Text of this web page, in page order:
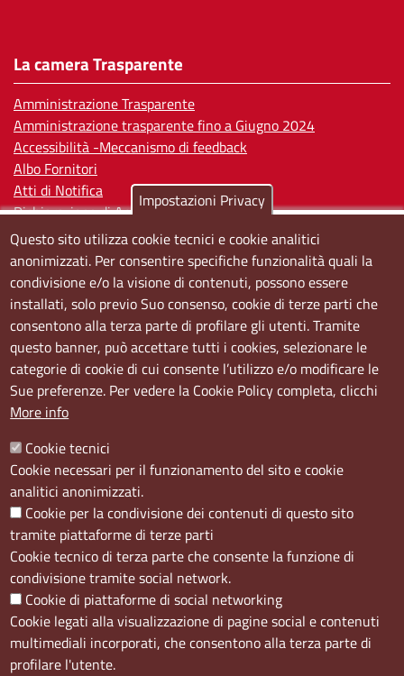
La camera Trasparente
Amministrazione Trasparente
Amministrazione trasparente fino a Giugno 2024
Accessibilità -Meccanismo di feedback
Albo Fornitori
Atti di Notifica
Dichiarazione di Accessibilità
Sedi e orari
Sede Centrale:
Via S. Aspreno, 2, 80133 Napoli NA
Sede Secondaria:
Corso Meridionale, 58 80143 Napoli NA
Orari
Il venerdì dalle ore 8.50 alle ore 11.00
Social
Menù privacy
Cookie Note Legali Accesso riservato
Impostazioni Privacy
Questo sito utilizza cookie tecnici e cookie analitici
anonimizzati. Per consentire specifiche funzionalità quali la
condivisione e/o la visione di contenuti, possono essere
installati, solo previo Suo consenso, cookie di terze parti che
consentono alla terza parte di profilare gli utenti. Tramite
questo banner, può accettare tutti i cookies, selezionare le
categorie di cookie di cui consente l’utilizzo e/o modificare le
Sue preferenze. Per vedere la Cookie Policy completa, clicchi
More info
Cookie tecnici
Cookie necessari per il funzionamento del sito e cookie
analitici anonimizzati.
Cookie per la condivisione dei contenuti di questo sito
tramite piattaforme di terze parti
Cookie tecnico di terza parte che consente la funzione di
condivisione tramite social network.
Cookie di piattaforme di social networking
Cookie legati alla visualizzazione di pagine social e contenuti
multimediali incorporati, che consentono alla terza parte di
profilare l'utente.